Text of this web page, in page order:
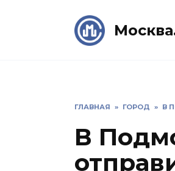
ГЛАВНАЯ » ГОРОД » В
В